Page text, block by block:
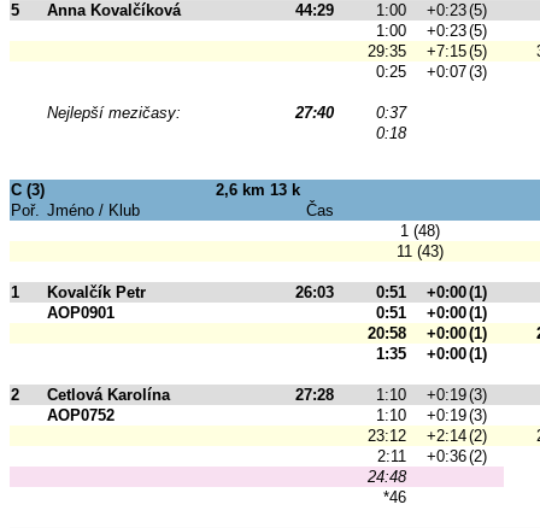
5 Anna Kovalčíková 44:29 1:00 +0:23(5)
1:00
+0:23(5)
29:35
+7:15(5)
0:25
+0:07(3)
Nejlepší mezičasy: 27:40
0:37
0:18
C (3)
2,6 km 13 k
Poř. Jméno / Klub
Čas
1 (48)
11 (43)
1 Kovalčík Petr 26:03 0:51 +0:00(1)
AOP0901
0:51 +0:00(1)
20:58
+0:00(1)
1:35
+0:00(1)
2 Cetlová Karolína 27:28 1:10 +0:19(3)
AOP0752
1:10 +0:19(3)
23:12
+2:14(2)
2:11
+0:36(2)
24:48
*46